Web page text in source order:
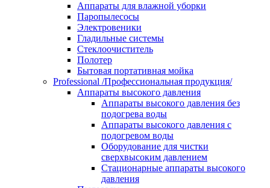
Аппараты для влажной уборки
Паропылесосы
Электровеники
Гладильные системы
Стеклоочиститель
Полотер
Бытовая портативная мойка
Professional /Профессиональная продукция/
Аппараты высокого давления
Аппараты высокого давления без
подогрева воды
Аппараты высокого давления с
подогревом воды
Оборудование для чистки
сверхвысоким давлением
Стационарные аппараты высокого
давления